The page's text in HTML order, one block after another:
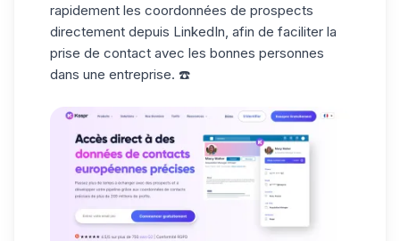
rapidement les coordonnées de prospects
directement depuis LinkedIn , afin de faciliter la
prise de contact avec les bonnes personnes
dans une entreprise. ☎️